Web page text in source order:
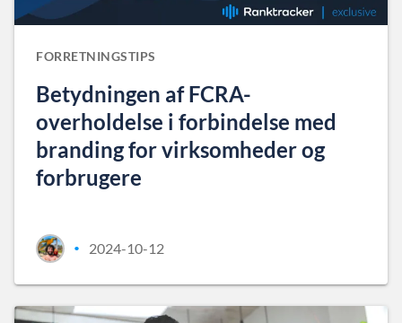
FORRETNINGSTIPS
Betydningen af FCRA-
overholdelse i forbindelse med
branding for virksomheder og
forbrugere
• 2024-10-12